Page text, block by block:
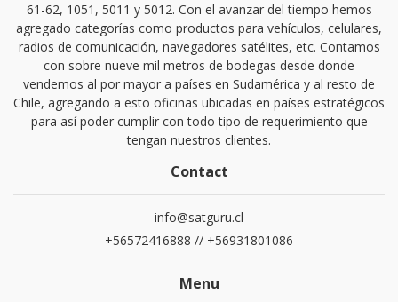
61-62, 1051, 5011 y 5012. Con el avanzar del tiempo hemos
agregado categorías como productos para vehículos, celulares,
radios de comunicación, navegadores satélites, etc. Contamos
con sobre nueve mil metros de bodegas desde donde
vendemos al por mayor a países en Sudamérica y al resto de
Chile, agregando a esto oficinas ubicadas en países estratégicos
para así poder cumplir con todo tipo de requerimiento que
tengan nuestros clientes.
Contact
info@satguru.cl
+56572416888 // +56931801086
Menu